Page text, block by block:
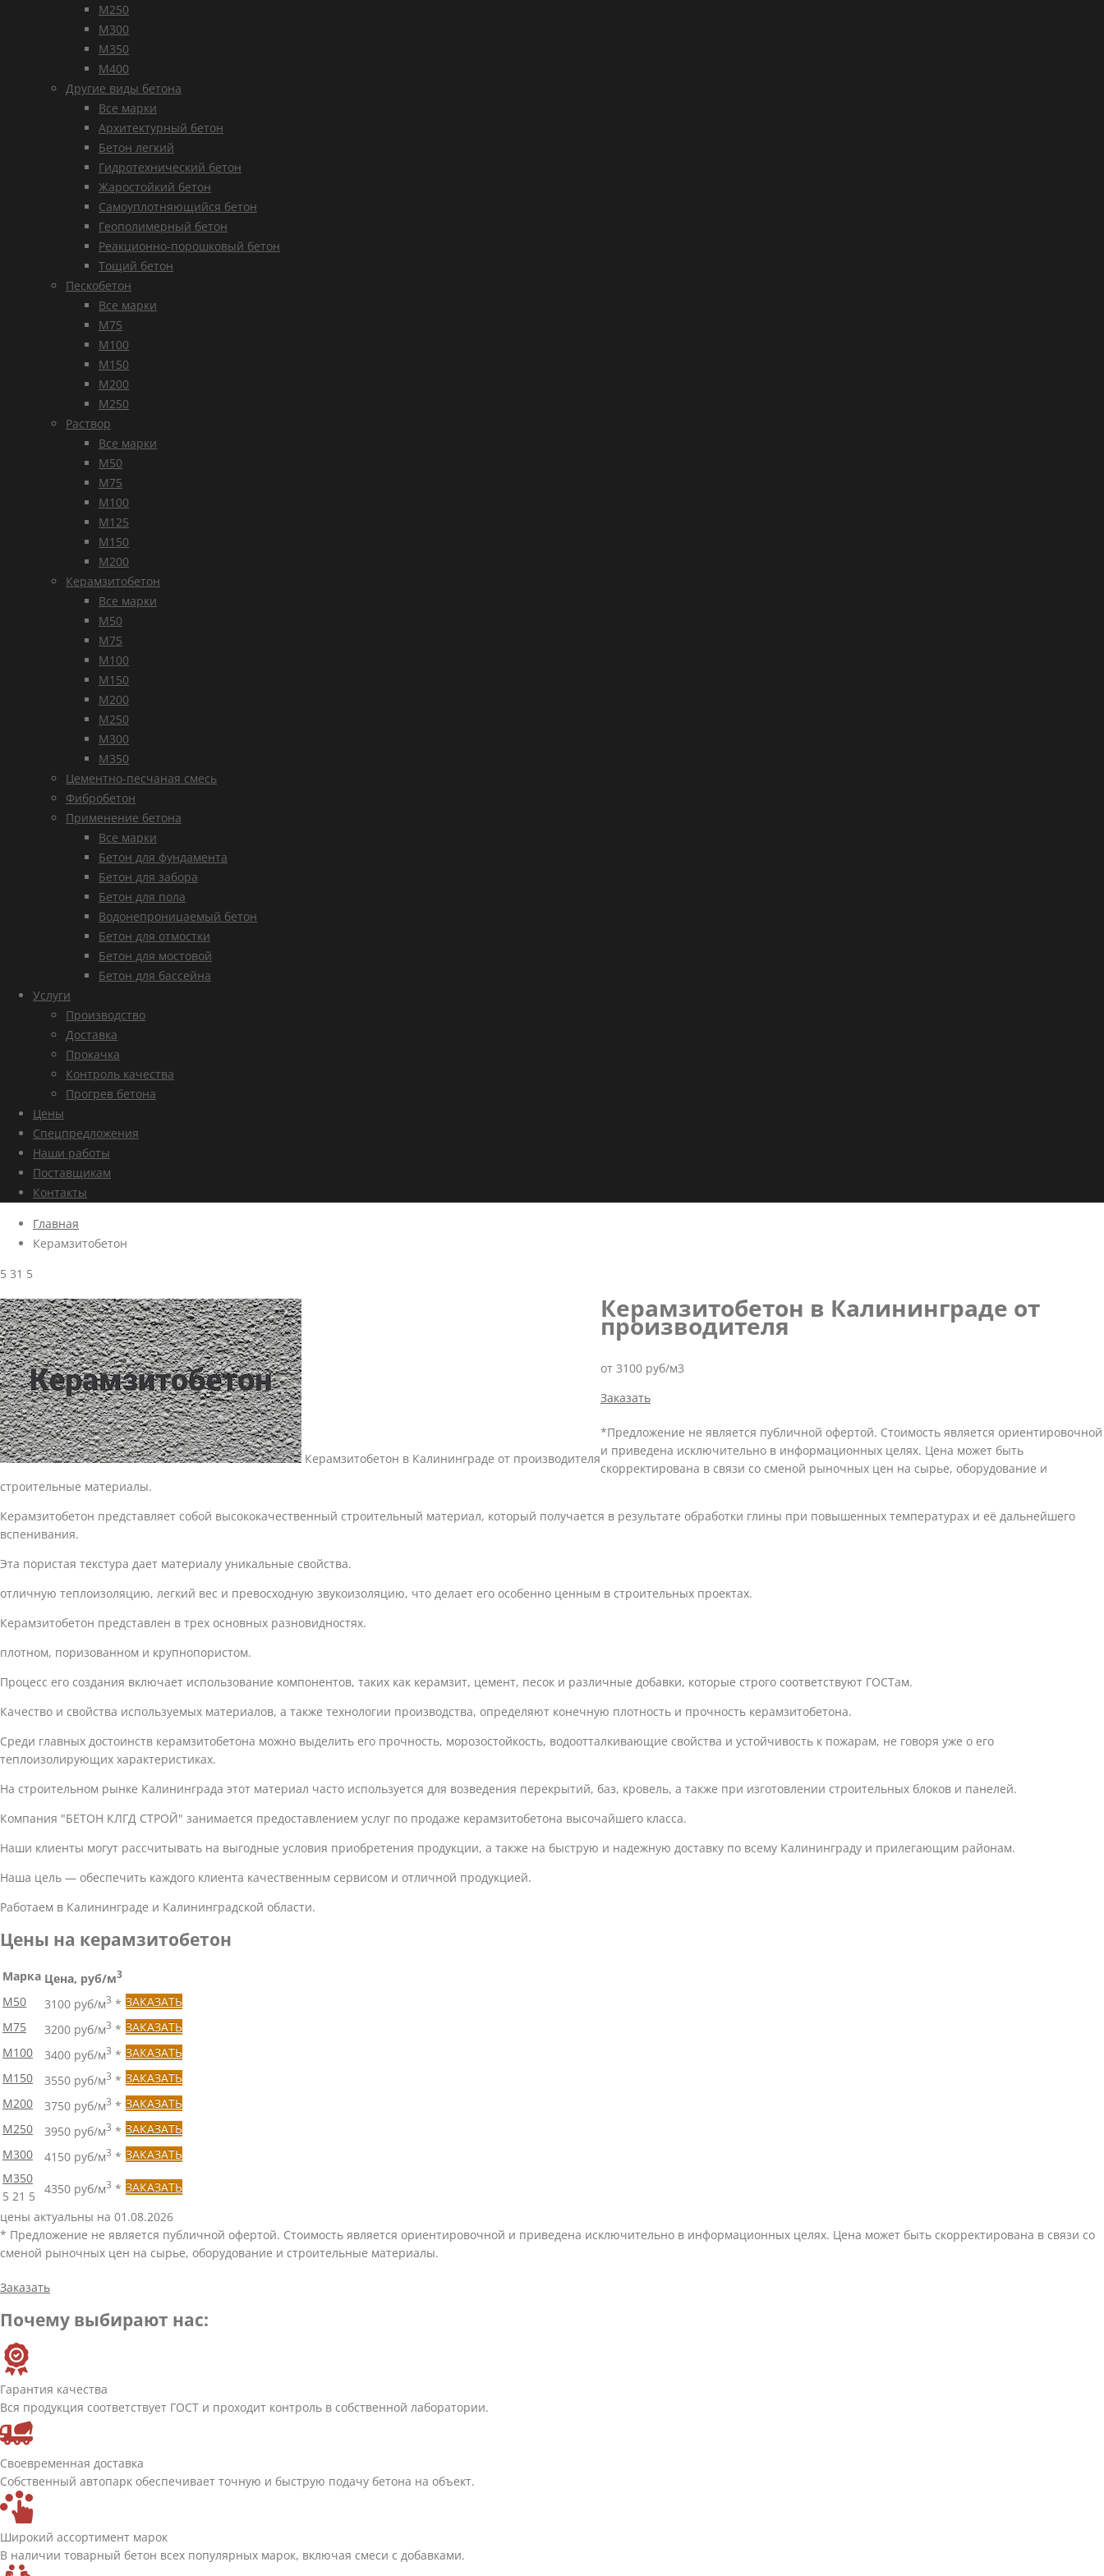
М250
М300
М350
М400
Другие виды бетона
Все марки
Архитектурный бетон
Бетон легкий
Гидротехнический бетон
Жаростойкий бетон
Самоуплотняющийся бетон
Геополимерный бетон
Реакционно-порошковый бетон
Тощий бетон
Пескобетон
Все марки
М75
М100
М150
М200
М250
Раствор
Все марки
М50
М75
М100
М125
М150
М200
Керамзитобетон
Все марки
М50
М75
М100
М150
М200
М250
М300
М350
Цементно-песчаная смесь
Фибробетон
Применение бетона
Все марки
Бетон для фундамента
Бетон для забора
Бетон для пола
Водонепроницаемый бетон
Бетон для отмостки
Бетон для мостовой
Бетон для бассейна
Услуги
Производство
Доставка
Прокачка
Контроль качества
Прогрев бетона
Цены
Спецпредложения
Наши работы
Поставщикам
Контакты
Главная
Керамзитобетон
5 31 5
Керамзитобетон в Калининграде от производителя
Керамзитобетон в Калининграде от
производителя
от 3100 руб/м3
Заказать
*Предложение не является публичной офертой. Стоимость является ориентировочной
и приведена исключительно в информационных целях. Цена может быть
скорректирована в связи со сменой рыночных цен на сырье, оборудование и
строительные материалы.
Керамзитобетон представляет собой высококачественный строительный материал, который получается в результате обработки глины при повышенных температурах и её дальнейшего
вспенивания.
Эта пористая текстура дает материалу уникальные свойства.
отличную теплоизоляцию, легкий вес и превосходную звукоизоляцию, что делает его особенно ценным в строительных проектах.
Керамзитобетон представлен в трех основных разновидностях.
плотном, поризованном и крупнопористом.
Процесс его создания включает использование компонентов, таких как керамзит, цемент, песок и различные добавки, которые строго соответствуют ГОСТам.
Качество и свойства используемых материалов, а также технологии производства, определяют конечную плотность и прочность керамзитобетона.
Среди главных достоинств керамзитобетона можно выделить его прочность, морозостойкость, водоотталкивающие свойства и устойчивость к пожарам, не говоря уже о его
теплоизолирующих характеристиках.
На строительном рынке Калининграда этот материал часто используется для возведения перекрытий, баз, кровель, а также при изготовлении строительных блоков и панелей.
Компания "БЕТОН КЛГД СТРОЙ" занимается предоставлением услуг по продаже керамзитобетона высочайшего класса.
Наши клиенты могут рассчитывать на выгодные условия приобретения продукции, а также на быструю и надежную доставку по всему Калининграду и прилегающим районам.
Наша цель — обеспечить каждого клиента качественным сервисом и отличной продукцией.
Работаем в Калининграде и Калининградской области.
Цены на керамзитобетон
Марка Цена, руб/м3
М50 3100 руб/м3 * ЗАКАЗАТЬ
М75
3200 руб/м3 * ЗАКАЗАТЬ
М100
3400 руб/м3 * ЗАКАЗАТЬ
М150
3550 руб/м3 * ЗАКАЗАТЬ
М200
3750 руб/м3 * ЗАКАЗАТЬ
М250
3950 руб/м3 * ЗАКАЗАТЬ
М300
4150 руб/м3 * ЗАКАЗАТЬ
М350
5 21 5 4350 руб/м3 * ЗАКАЗАТЬ
цены актуальны на 01.08.2026
* Предложение не является публичной офертой. Стоимость является ориентировочной и приведена исключительно в информационных целях. Цена может быть скорректирована в связи со
сменой рыночных цен на сырье, оборудование и строительные материалы.
Заказать
Почему выбирают нас:
Гарантия качества
Вся продукция соответствует ГОСТ и проходит контроль в собственной лаборатории.
Своевременная доставка
Собственный автопарк обеспечивает точную и быструю подачу бетона на объект.
Широкий ассортимент марок
В наличии товарный бетон всех популярных марок, включая смеси с добавками.